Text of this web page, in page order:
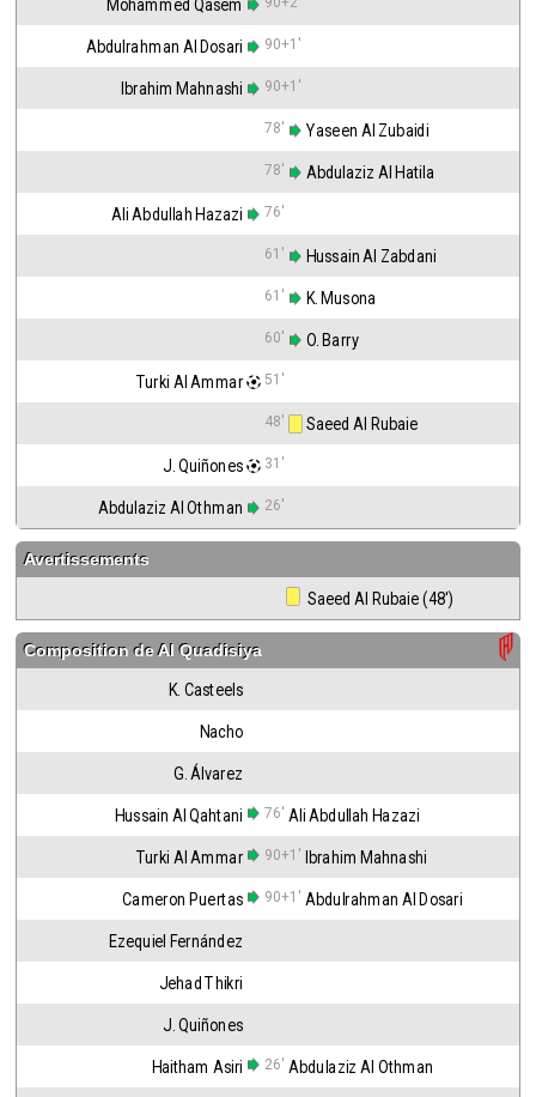
Mohammed Qasem
Abdulrahman Al Dosari 90+1'
Ibrahim Mahnashi 90+1'
78' Yaseen Al Zubaidi
78' Abdulaziz Al Hatila
Ali Abdullah Hazazi 76'
61' Hussain Al Zabdani
61' K. Musona
60' O. Barry
Turki Al Ammar 51'
48' Saeed Al Rubaie
J. Quiñones 31'
Abdulaziz Al Othman 26'
Avertissements
Saeed Al Rubaie (48')
Composition deAl Quadisiya
K. Casteels
Nacho
G. Álvarez
Hussain Al Qahtani 76' Ali Abdullah Hazazi
Turki Al Ammar 90+1' Ibrahim Mahnashi
Cameron Puertas 90+1' Abdulrahman Al Dosari
Ezequiel Fernández
Jehad Thikri
J. Quiñones
Haitham Asiri 26' Abdulaziz Al Othman